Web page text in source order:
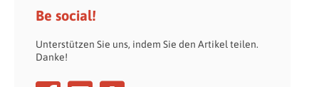
Be social!
Unterstützen Sie uns, indem Sie den Artikel teilen.
Danke!